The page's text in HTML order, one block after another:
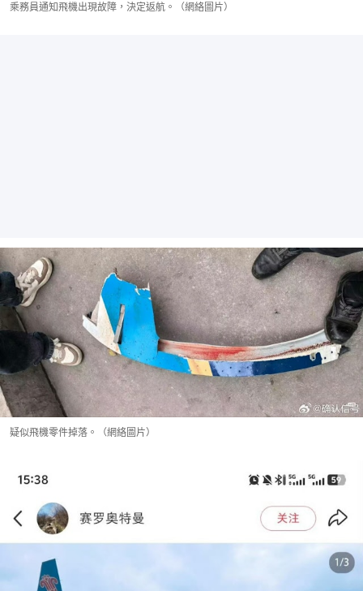
乘務員通知飛機出現故障，決定返航。（網絡圖片）
疑似飛機零件掉落。（網絡圖片）